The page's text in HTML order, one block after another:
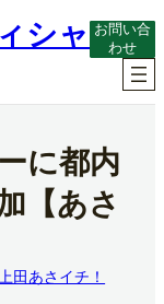
シャ
お問い合
わせ
に都内
【あさ
田あさイチ！